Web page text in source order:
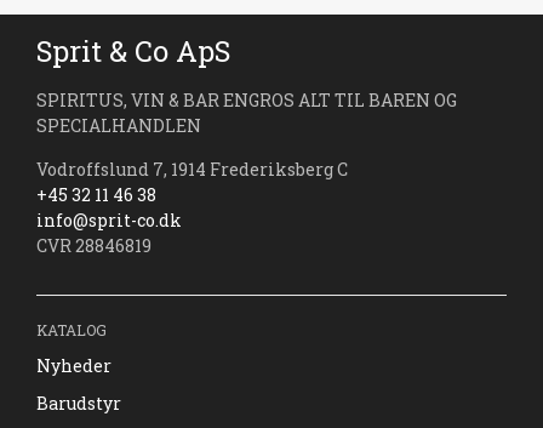
Sprit & Co ApS
SPIRITUS, VIN & BAR ENGROS ALT TIL BAREN OG
SPECIALHANDLEN
Vodroffslund 7, 1914 Frederiksberg C
+45 32 11 46 38
info@sprit-co.dk
CVR 28846819
KATALOG
Nyheder
Barudstyr